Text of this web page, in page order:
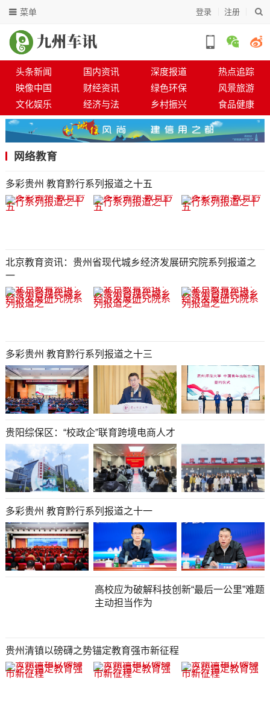
登录 注册
菜单
头条新闻 国内资讯 深度报道
热点追踪
映像中国
财经资讯 绿色环保
风景旅游
文化娱乐
经济与法 乡村振兴 食品健康
网络教育
多彩贵州 教育黔行系列报道之十五
北京教育资讯：贵州省现代城乡经济发展研究院系列报道之
一
多彩贵州 教育黔行系列报道之十三
贵阳综保区：“校政企”联育跨境电商人才
多彩贵州 教育黔行系列报道之十一
高校应为破解科技创新“最后一公里”难题
主动担当作为
贵州清镇以磅礴之势锚定教育强市新征程